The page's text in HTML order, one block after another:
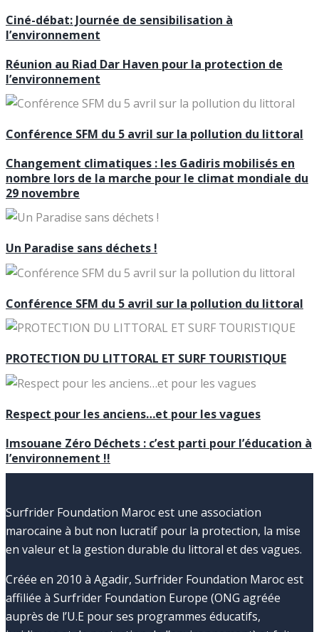
Ciné-débat: Journée de sensibilisation à
l’environnement
Réunion au Riad Dar Haven pour la protection de
l’environnement
Conférence SFM du 5 avril sur la pollution du littoral
Changement climatiques : les Gadiris mobilisés en
nombre lors de la marche pour le climat mondiale du
29 novembre
Un Paradise sans déchets !
Conférence SFM du 5 avril sur la pollution du littoral
PROTECTION DU LITTORAL ET SURF TOURISTIQUE
Respect pour les anciens…et pour les vagues
Imsouane Zéro Déchets : c’est parti pour l’éducation à
l’environnement !!
Surfrider Foundation Maroc est une association
marocaine à but non lucratif pour la protection, la mise
en valeur et la gestion durable du littoral et des vagues.
Créée en 2010 à Agadir, Surfrider Foundation Maroc est
affiliée à Surfrider Foundation Europe (ONG agréée
auprès de l’U.E pour ses programmes éducatifs,